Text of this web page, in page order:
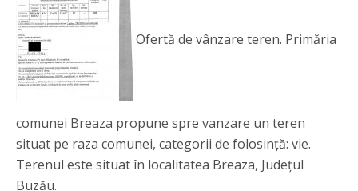
Ofertă de vânzare teren. Primăria
comunei Breaza propune spre vanzare un teren
situat pe raza comunei, categorii de folosință: vie.
Terenul este situat în localitatea Breaza, Județul
Buzău.